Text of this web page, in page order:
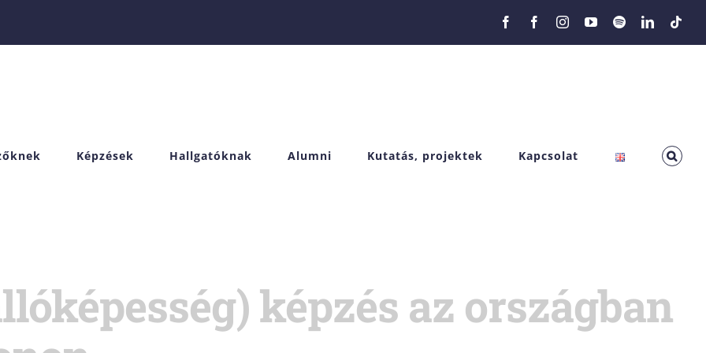
FacebookFacebookInstagramYouTube
SpotifyLinkedIn
Képzések Hallgatóknak Alumni Kutatás, projektek Kapcsolat
képzés az országban